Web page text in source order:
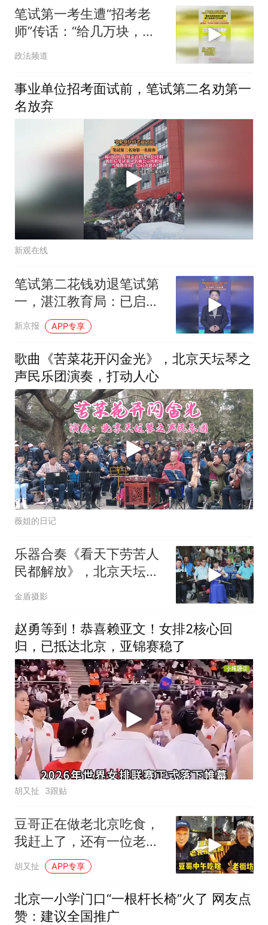
笔试第一考生遭“招考老
师”传话：“给几万块，选
其他地方报考”
政法频道
事业单位招考面试前，笔试第二名劝第一
名放弃
新观在线
笔试第二花钱劝退笔试第
一，湛江教育局：已启动
调查
新京报 APP专享
歌曲《苦菜花开闪金光》，北京天坛琴之
声民乐团演奏，打动人心
薇姐的日记
乐器合奏《看天下劳苦人
民都解放》，北京天坛琴
之声民乐团
金盾摄影
赵勇等到！恭喜赖亚文！女排2核心回
归，已抵达北京，亚锦赛稳了
胡又扯 3跟贴
豆哥正在做老北京吃食，
我赶上了，还有一位老街
坊
胡又扯 APP专享
北京一小学门口“一根杆长椅”火了 网友点
赞：建议全国推广